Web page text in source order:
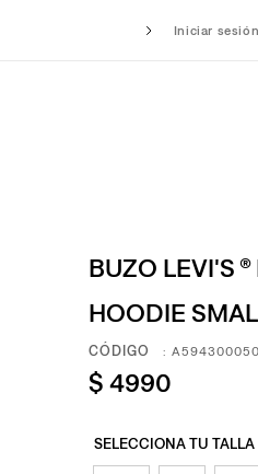
Iniciar sesión
BUZO LEVI'S ®
HOODIE
:A594300050
$ 4990